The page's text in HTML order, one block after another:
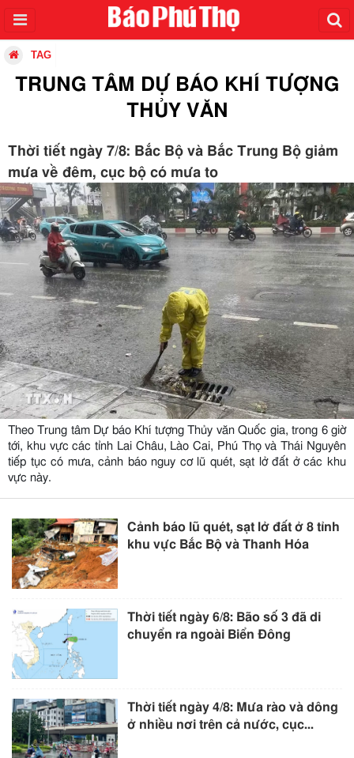
TAG
TRUNG TÂM DỰ BÁO KHÍ TƯỢNG
THỦY VĂN
Thời tiết ngày 7/8: Bắc Bộ và Bắc Trung Bộ giảm
mưa về đêm, cục bộ có mưa to
Theo Trung tâm Dự báo Khí tượng Thủy văn Quốc gia, trong 6 giờ
tới, khu vực các tỉnh Lai Châu, Lào Cai, Phú Thọ và Thái Nguyên
tiếp tục có mưa, cảnh báo nguy cơ lũ quét, sạt lở đất ở các khu
vực này.
Cảnh báo lũ quét, sạt lở đất ở 8 tỉnh
khu vực Bắc Bộ và Thanh Hóa
Thời tiết ngày 6/8: Bão số 3 đã di
chuyển ra ngoài Biển Đông
Thời tiết ngày 4/8: Mưa rào và dông
ở nhiều nơi trên cả nước, cục...